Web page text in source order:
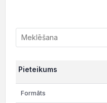
Pieteikums